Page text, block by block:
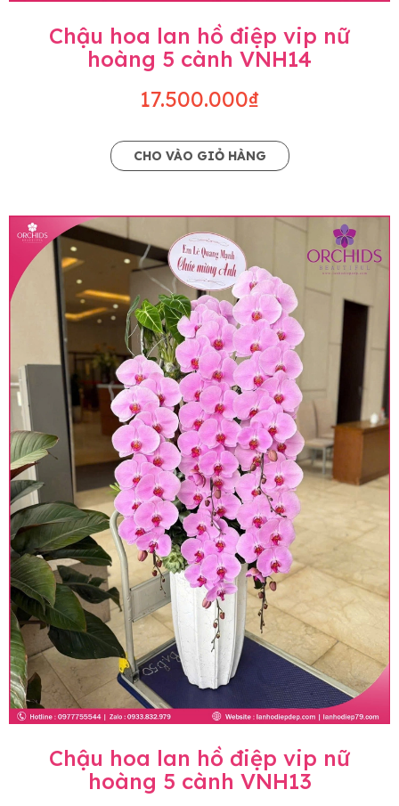
Chậu hoa lan hồ điệp vip nữ
hoàng 5 cành VNH14
17.500.000₫
CHO VÀO GIỎ HÀNG
Chậu hoa lan hồ điệp vip nữ
hoàng 5 cành VNH13